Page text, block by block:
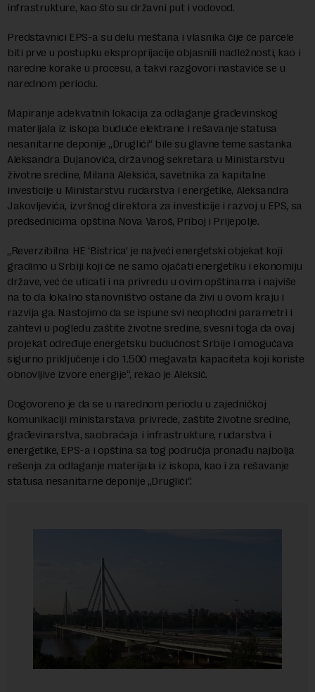
infrastrukture, kao što su državni put i vodovod.
Predstavnici EPS-a su delu meštana i vlasnika čije će parcele
biti prve u postupku eksproprijacije objasnili nadležnosti, kao i
naredne korake u procesu, a takvi razgovori nastaviće se u
narednom periodu.
Mapiranje adekvatnih lokacija za odlaganje građevinskog
materijala iz iskopa buduće elektrane i rešavanje statusa
nesanitarne deponije „Druglići“ bile su glavne teme sastanka
Aleksandra Dujanovića, državnog sekretara u Ministarstvu
životne sredine, Milana Aleksića, savetnika za kapitalne
investicije u Ministarstvu rudarstva i energetike, Aleksandra
Jakovljevića, izvršnog direktora za investicije i razvoj u EPS, sa
predsednicima opština Nova Varoš, Priboj i Prijepolje.
„Reverzibilna HE ‘Bistrica’ je najveći energetski objekat koji
gradimo u Srbiji koji će ne samo ojačati energetiku i ekonomiju
države, već će uticati i na privredu u ovim opštinama i najviše
na to da lokalno stanovništvo ostane da živi u ovom kraju i
razvija ga. Nastojimo da se ispune svi neophodni parametri i
zahtevi u pogledu zaštite životne sredine, svesni toga da ovaj
projekat određuje energetsku budućnost Srbije i omogućava
sigurno priključenje i do 1.500 megavata kapaciteta koji koriste
obnovljive izvore energije“, rekao je Aleksić.
Dogovoreno je da se u narednom periodu u zajedničkoj
komunikaciji ministarstava privrede, zaštite životne sredine,
građevinarstva, saobraćaja i infrastrukture, rudarstva i
energetike, EPS-a i opština sa tog područja pronađu najbolja
rešenja za odlaganje materijala iz iskopa, kao i za rešavanje
statusa nesanitarne deponije „Druglići“.